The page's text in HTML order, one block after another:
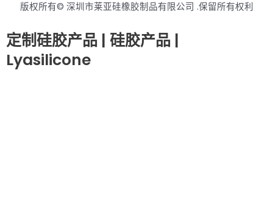
版权所有© 深圳市莱亚硅橡胶制品有限公司 .保留所有权利
定制硅胶产品 | 硅胶产品 |
Lyasilicone